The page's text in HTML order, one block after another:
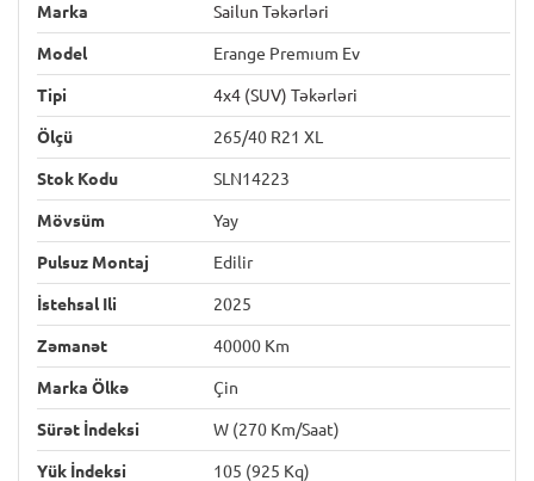
Marka Sailun Təkərləri
Model Erange Premıum Ev
Tipi 4x4 (SUV) Təkərləri
Ölçü 265/40 R21 XL
Stok Kodu SLN14223
Mövsüm Yay
Pulsuz Montaj Edilir
İstehsal Ili 2025
Zəmanət 40000 Km
Marka Ölkə Çin
Sürət İndeksi W (270 Km/saat)
Yük İndeksi 105 (925 Kq)